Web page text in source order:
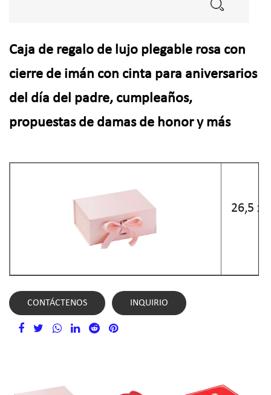
Caja de regalo de lujo plegable rosa con
cierre de imán con cinta para aniversarios
del día del padre, cumpleaños,
propuestas de damas de honor y más
26,5 x
CONTÁCTENOS INQUIRIO